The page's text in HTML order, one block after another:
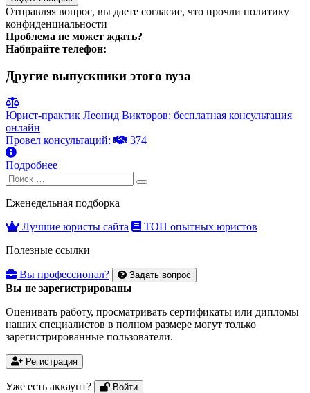
Отправляя вопрос, вы даете согласие, что прочли политику
конфиденциальности
Проблема не может ждать?
Набирайте телефон:
Другие выпускники этого вуза
Юрист-практик Леонид Викторов: бесплатная консультация
онлайн
Провел консультаций:
374
Подробнее
Search
for:
Search
Еженедельная подборка
Лучшие юристы сайта
ТОП опытных юристов
Полезные ссылки
Вы профессионал? Задать вопрос
Вы не зарегистрированы
Оценивать работу, просматривать сертификаты или дипломы
наших специалистов в полном размере могут только
зарегистрированные пользователи.
Регистрация
Уже есть аккаунт? Войти